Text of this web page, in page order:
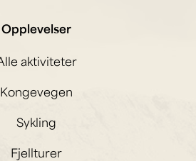
Opplevelser
aktiviteter
Kongevegen
Sykling
Fjellturer